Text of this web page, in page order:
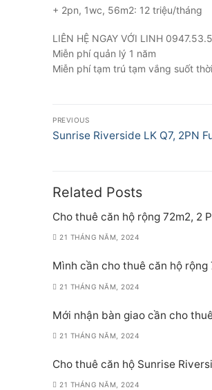
+ 2pn, 1wc, 56m2: 12 triệu/tháng
LIÊN HỆ NGAY VỚI LINH
Miễn phí quản lý 1 năm
Miễn phí tạm trú tạm vắng suốt
Điều
hướng
viết
PREVIOUS
Previous
Sunrise Riverside LK Q7, 2PN
Related Posts
Cho thuê căn hộ rộng 72m2, 2
21 THÁNG NĂM, 2024
Mình cần cho thuê căn hộ
21 THÁNG NĂM, 2024
Mới nhận bàn giao cần cho
21 THÁNG NĂM, 2024
Cho thuê căn hộ Sunrise
21 THÁNG NĂM, 2024